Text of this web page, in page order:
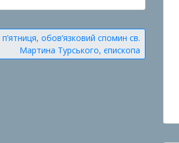
обов’язковий спомин св.
Мартина Турського, єпископа